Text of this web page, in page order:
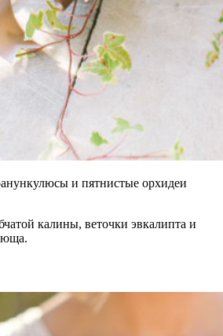
и пятнистые орхидеи
калины, веточки эвкалипта и